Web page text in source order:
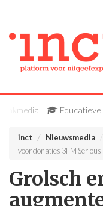
Vakmedia Educatieve
inct Nieuwsmedia
voor donaties 3FM Serious
Grolsch